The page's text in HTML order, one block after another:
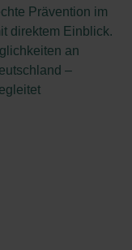
Prävention im
direktem Einblick.
an
–